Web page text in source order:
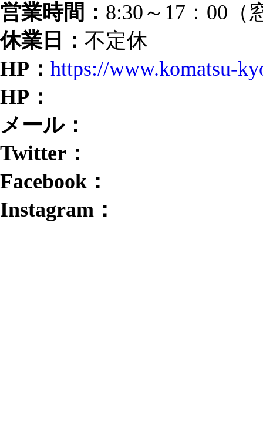
営業時間： 8:30～17：00（
休業日： 不定休
HP： https://www.komatsu-
HP：
メール：
Twitter：
Facebook：
Instagram：